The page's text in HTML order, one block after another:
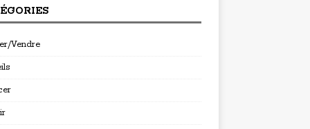
Vendre